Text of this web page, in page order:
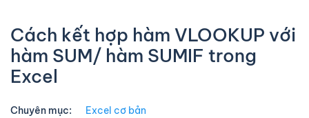
Cách kết hợp hàm VLOOKUP với
hàm SUM/ hàm SUMIF trong
Excel
Chuyên mục: Excel cơ bản